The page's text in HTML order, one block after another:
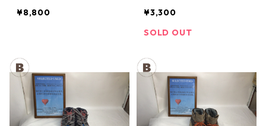
イル
¥8,800
¥3,300
SOLD OUT